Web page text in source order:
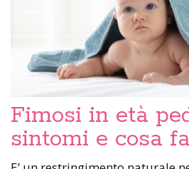
Fimosi in età
sintomi e cosa